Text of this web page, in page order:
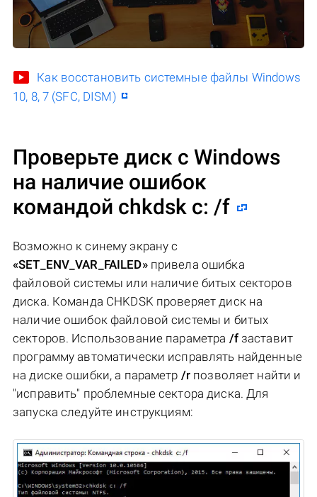
Как восстановить системные файлы Windows
10, 8, 7 (SFC, DISM)
Проверьте диск с Windows
на наличие ошибок
командой chkdsk c: /f
Возможно к синему экрану с
«SET_ENV_VAR_FAILED»привела ошибка
файловой системы или наличие битых секторов
диска. Команда CHKDSK проверяет диск на
наличие ошибок файловой системы и битых
секторов. Использование параметра /fзаставит
программу автоматически исправлять найденные
на диске ошибки, а параметр /r позволяет найти и
"исправить" проблемные сектора диска. Для
запуска следуйте инструкциям: